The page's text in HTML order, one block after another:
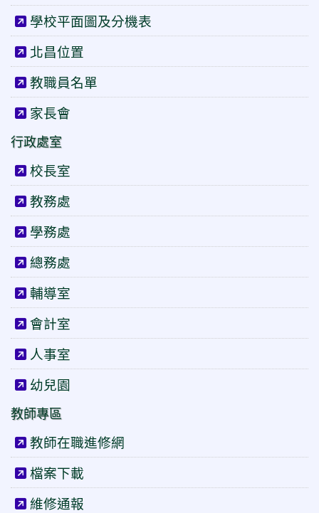
學校平面圖及分機表
北昌位置
教職員名單
家長會
行政處室
校長室
教務處
學務處
總務處
輔導室
會計室
人事室
幼兒園
教師專區
教師在職進修網
檔案下載
維修通報